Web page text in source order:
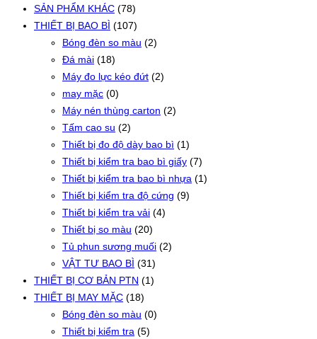
SẢN PHẨM KHÁC (78)
THIẾT BỊ BAO BÌ (107)
Bóng đèn so màu (2)
Đá mài (18)
Máy đo lực kéo đứt (2)
may mặc (0)
Máy nén thùng carton (2)
Tấm cao su (2)
Thiết bị đo độ dày bao bì (1)
Thiết bị kiểm tra bao bì giấy (7)
Thiết bị kiểm tra bao bì nhựa (1)
Thiết bị kiểm tra độ cứng (9)
Thiết bị kiểm tra vải (4)
Thiết bị so màu (20)
Tủ phun sương muối (2)
VẬT TƯ BAO BÌ (31)
THIẾT BỊ CƠ BẢN PTN (1)
THIẾT BỊ MAY MẶC (18)
Bóng đèn so màu (0)
Thiết bị kiểm tra (5)